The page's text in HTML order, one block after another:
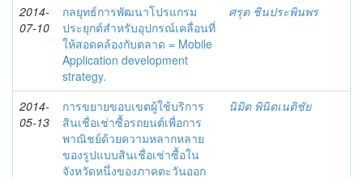
2014-
07-10
กลยุทธ์การพัฒนาโปรแกรม
ประยุกต์สำหรับอุปกรณ์เคลื่อนที่
ให้สอดคล้องกับตลาด = Mobile
Application development
strategy.
ศรุต ชินประพินพร
2014-
05-13
การขยายขอบเขตผู้ใช้บริการ
สินเชื่อเช่าซื้อรถยนต์เพื่อการ
พาณิชย์ด้วยความหลากหลาย
ของรูปแบบสินเชื่อเช่าซื้อใน
จังหวัดหนึ่งของภาคตะวันออก
นิมิต พินิตเนติชัย